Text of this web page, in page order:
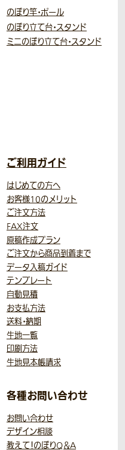
のぼり竿・ポール
のぼり立て台・スタンド
ミニのぼり立て台・スタンド
ご利用ガイド
はじめての方へ
お客様10のメリット
ご注文方法
FAX注文
原稿作成プラン
ご注文から商品到着まで
データ入稿ガイド
テンプレート
自動見積
お支払方法
送料・納期
生地一覧
印刷方法
生地見本帳請求
各種お問い合わせ
お問い合わせ
デザイン相談
教えて！のぼりQ＆A